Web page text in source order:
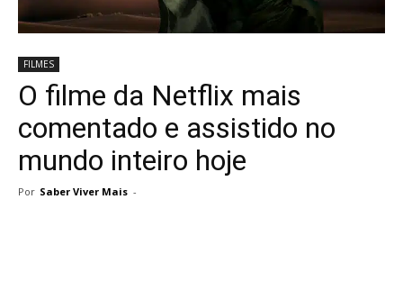
FILMES
O filme da Netflix mais
comentado e assistido no
mundo inteiro hoje
Por Saber Viver Mais -